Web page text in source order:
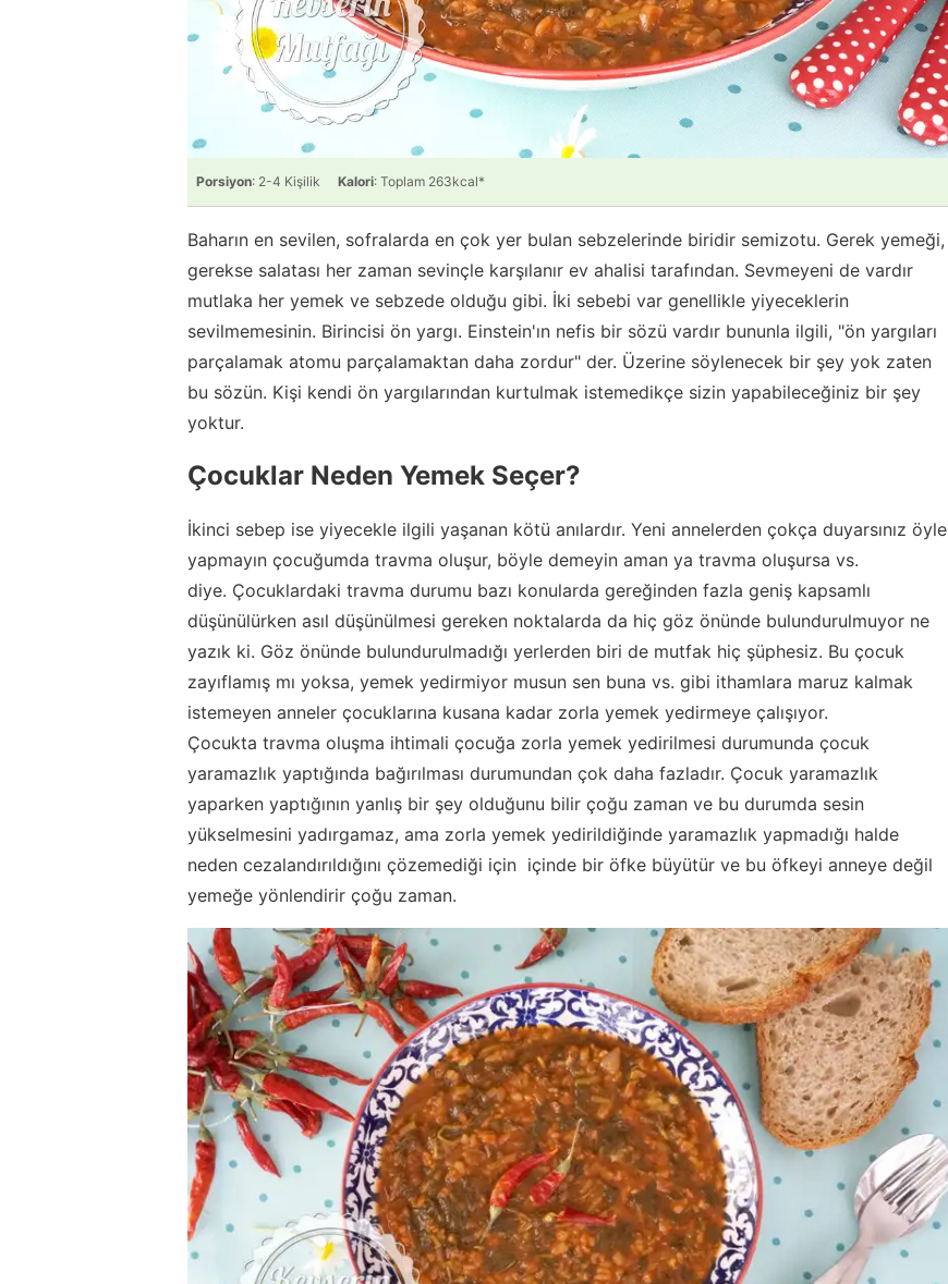
Porsiyon: 2-4 Kişilik Kalori: Toplam 263kcal*
Baharın en sevilen, sofralarda en çok yer bulan sebzelerinde biridir semizotu. Gerek yemeği,
gerekse salatası her zaman sevinçle karşılanır ev ahalisi tarafından. Sevmeyeni de vardır
mutlaka her yemek ve sebzede olduğu gibi. İki sebebi var genellikle yiyeceklerin
sevilmemesinin. Birincisi ön yargı. Einstein'ın nefis bir sözü vardır bununla ilgili, "ön yargıları
parçalamak atomu parçalamaktan daha zordur" der. Üzerine söylenecek bir şey yok zaten
bu sözün. Kişi kendi ön yargılarından kurtulmak istemedikçe sizin yapabileceğiniz bir şey
yoktur.
Çocuklar Neden Yemek Seçer?
İkinci sebep ise yiyecekle ilgili yaşanan kötü anılardır. Yeni annelerden çokça duyarsınız öyle
yapmayın çocuğumda travma oluşur, böyle demeyin aman ya travma oluşursa vs.
diye. Çocuklardaki travma durumu bazı konularda gereğinden fazla geniş kapsamlı
düşünülürken asıl düşünülmesi gereken noktalarda da hiç göz önünde bulundurulmuyor ne
yazık ki. Göz önünde bulundurulmadığı yerlerden biri de mutfak hiç şüphesiz. Bu çocuk
zayıflamış mı yoksa, yemek yedirmiyor musun sen buna vs. gibi ithamlara maruz kalmak
istemeyen anneler çocuklarına kusana kadar zorla yemek yedirmeye çalışıyor.
Çocukta travma oluşma ihtimali çocuğa zorla yemek yedirilmesi durumunda çocuk
yaramazlık yaptığında bağırılması durumundan çok daha fazladır. Çocuk yaramazlık
yaparken yaptığının yanlış bir şey olduğunu bilir çoğu zaman ve bu durumda sesin
yükselmesini yadırgamaz, ama zorla yemek yedirildiğinde yaramazlık yapmadığı halde
neden cezalandırıldığını çözemediği için içinde bir öfke büyütür ve bu öfkeyi anneye değil
yemeğe yönlendirir çoğu zaman.